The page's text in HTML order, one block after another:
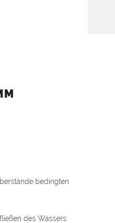
bedingten
des Wassers